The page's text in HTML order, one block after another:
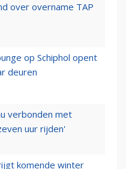
over overname TAP
op Schiphol opent
deuren
verbonden met
uur rijden'
komende winter